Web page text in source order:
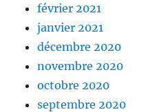
février 2021
janvier 2021
décembre 2020
novembre 2020
octobre 2020
septembre 2020